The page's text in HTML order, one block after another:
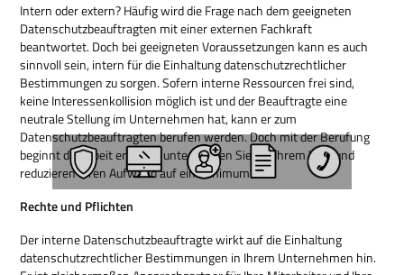
Intern oder extern? Häufig wird die Frage nach dem geeigneten
Datenschutzbeauftragten mit einer externen Fachkraft
beantwortet. Doch bei geeigneten Voraussetzungen kann es auch
sinnvoll sein, intern für die Einhaltung datenschutzrechtlicher
Bestimmungen zu sorgen. Sofern interne Ressourcen frei sind,
keine Interessenkollision möglich ist und der Beauftragte eine
neutrale Stellung im Unternehmen hat, kann er zum
Datenschutzbeauftragten berufen werden. Doch mit der Berufung
beginnt die Arbeit erst! Wir unterstützen Sie auf Ihrem Weg und
reduzieren Ihren Aufwand auf ein Minimum.
Rechte und Pflichten
Der interne Datenschutzbeauftragte wirkt auf die Einhaltung
datenschutzrechtlicher Bestimmungen in Ihrem Unternehmen hin.